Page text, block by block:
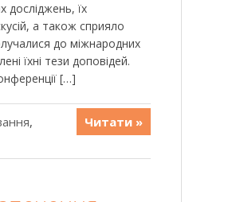
досліджень, їх
а також сприяло
до міжнародних
їхні тези доповідей.
[…]
,
Читати »